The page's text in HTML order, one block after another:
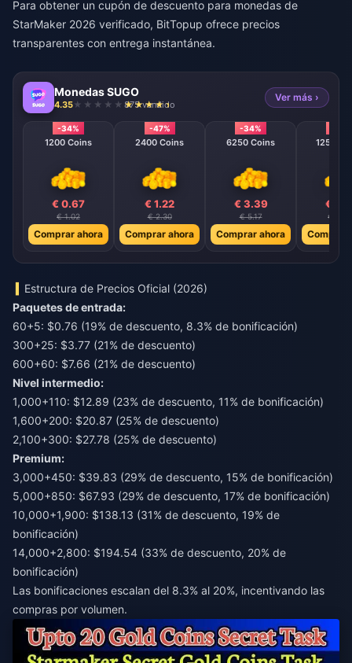
Para obtener un cupón de descuento para monedas de
StarMaker 2026 verificado, BitTopup ofrece precios
transparentes con entrega instantánea.
Monedas SUGO
4.35 875 vendido
Ver más ›
-34%
1200 Coins
€ 0.67
€ 1.02
Comprar ahora
-47%
2400 Coins
€ 1.22
€ 2.30
Comprar ahora
-34%
6250 Coins
€ 3.39
€ 5.17
Comprar ahora
12500
€
€
Comprar
Estructura de Precios Oficial (2026)
Paquetes de entrada:
60+5: $0.76 (19% de descuento, 8.3% de bonificación)
300+25: $3.77 (21% de descuento)
600+60: $7.66 (21% de descuento)
Nivel intermedio:
1,000+110: $12.89 (23% de descuento, 11% de bonificación)
1,600+200: $20.87 (25% de descuento)
2,100+300: $27.78 (25% de descuento)
Premium:
3,000+450: $39.83 (29% de descuento, 15% de bonificación)
5,000+850: $67.93 (29% de descuento, 17% de bonificación)
10,000+1,900: $138.13 (31% de descuento, 19% de
bonificación)
14,000+2,800: $194.54 (33% de descuento, 20% de
bonificación)
Las bonificaciones escalan del 8.3% al 20%, incentivando las
compras por volumen.